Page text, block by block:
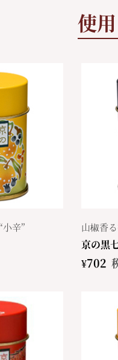
使
辛” 山椒香
京の黒
¥702